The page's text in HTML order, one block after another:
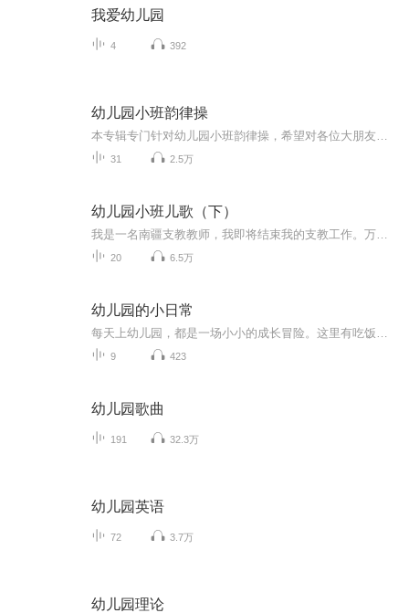
我爱幼儿园
4 392
幼儿园小班韵律操
31 2.5万
幼儿园小班儿歌（下）
20 6.5万
幼儿园的小日常
9 423
幼儿园歌曲
191 32.3万
幼儿园英语
72 3.7万
幼儿园理论